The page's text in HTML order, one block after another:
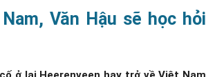
Văn Hậu sẽ học hỏi